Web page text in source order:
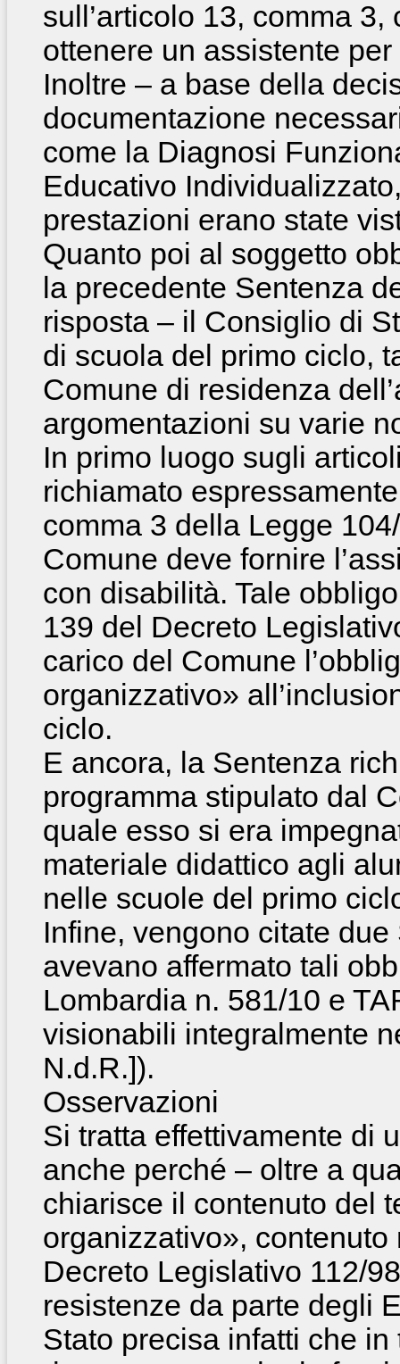
sull’articolo 13, comma
ottenere un assistente
Inoltre – a base della
documentazione
come la Diagnosi
Educativo
prestazioni erano state
Quanto poi al soggetto
la precedente Sentenza
risposta – il Consiglio di
di scuola del primo ciclo,
Comune di residenza
argomentazioni su varie
In primo luogo sugli
richiamato
comma 3 della Legge
Comune deve fornire
con disabilità. Tale
139 del Decreto
carico del Comune
organizzativo»
ciclo.
E ancora, la Sentenza
programma stipulato dal
quale esso si era
materiale didattico agli
nelle scuole del primo
Infine, vengono citate
avevano affermato tali
Lombardia n. 581/10 e
visionabili integralmente
N.d.R.]).
Osservazioni
Si tratta effettivamente di
anche perché – oltre a
chiarisce il contenuto del
organizzativo»,
Decreto Legislativo 112/
resistenze da parte degli
Stato precisa infatti che